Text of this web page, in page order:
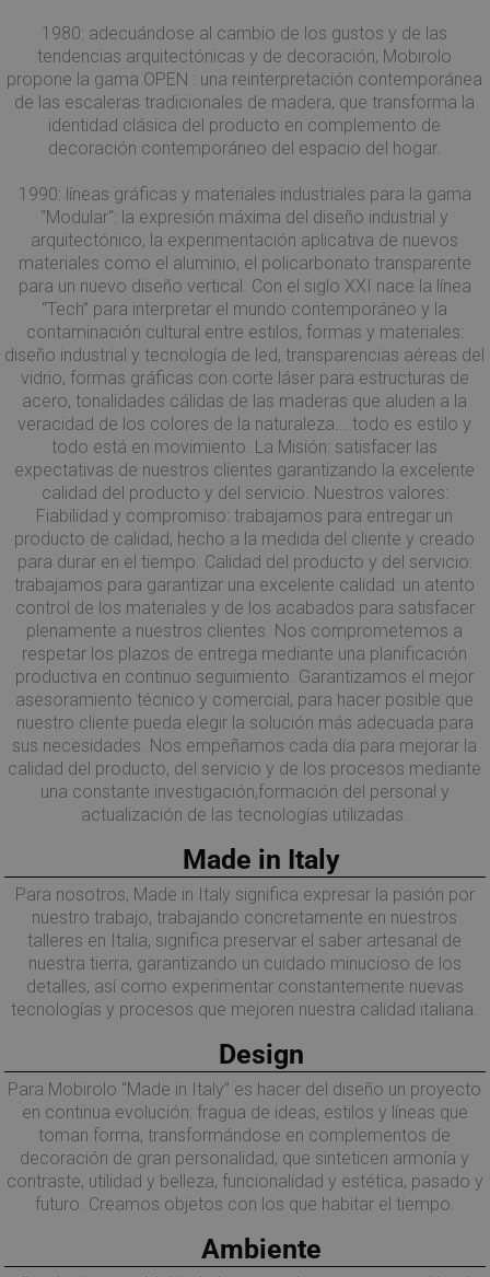
1980: adecuándose al cambio de los gustos y de las
tendencias arquitectónicas y de decoración, Mobirolo
propone la gama OPEN : una reinterpretación contemporánea
de las escaleras tradicionales de madera, que transforma la
identidad clásica del producto en complemento de
decoración contemporáneo del espacio del hogar.
1990: líneas gráficas y materiales industriales para la gama
“Modular“: la expresión máxima del diseño industrial y
arquitectónico, la experimentación aplicativa de nuevos
materiales como el aluminio, el policarbonato transparente
para un nuevo diseño vertical. Con el siglo XXI nace la línea
“Tech” para interpretar el mundo contemporáneo y la
contaminación cultural entre estilos, formas y materiales:
diseño industrial y tecnología de led, transparencias aéreas del
vidrio, formas gráficas con corte láser para estructuras de
acero, tonalidades cálidas de las maderas que aluden a la
veracidad de los colores de la naturaleza... todo es estilo y
todo está en movimiento. La Misión: satisfacer las
expectativas de nuestros clientes garantizando la excelente
calidad del producto y del servicio. Nuestros valores:
Fiabilidad y compromiso: trabajamos para entregar un
producto de calidad, hecho a la medida del cliente y creado
para durar en el tiempo. Calidad del producto y del servicio:
trabajamos para garantizar una excelente calidad: un atento
control de los materiales y de los acabados para satisfacer
plenamente a nuestros clientes. Nos comprometemos a
respetar los plazos de entrega mediante una planificación
productiva en continuo seguimiento. Garantizamos el mejor
asesoramiento técnico y comercial, para hacer posible que
nuestro cliente pueda elegir la solución más adecuada para
sus necesidades. Nos empeñamos cada día para mejorar la
calidad del producto, del servicio y de los procesos mediante
una constante investigación,formación del personal y
actualización de las tecnologías utilizadas.
Made in Italy
Para nosotros, Made in Italy significa expresar la pasión por
nuestro trabajo, trabajando concretamente en nuestros
talleres en Italia, significa preservar el saber artesanal de
nuestra tierra, garantizando un cuidado minucioso de los
detalles, así como experimentar constantemente nuevas
tecnologías y procesos que mejoren nuestra calidad italiana.
Design
Para Mobirolo “Made in Italy” es hacer del diseño un proyecto
en continua evolución: fragua de ideas, estilos y líneas que
toman forma, transformándose en complementos de
decoración de gran personalidad, que sinteticen armonía y
contraste, utilidad y belleza, funcionalidad y estética, pasado y
futuro. Creamos objetos con los que habitar el tiempo.
Ambiente